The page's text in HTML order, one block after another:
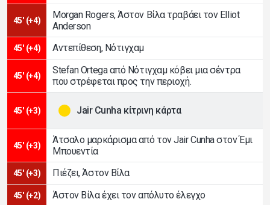
45' (+4)
Morgan Rogers, Άστον Βίλα τραβάει τον Elliot
Anderson
45' (+4) Αντεπίθεση, Νότιγχαμ
45' (+4)
Stefan Ortega από Νότιγχαμ κόβει μια σέντρα
που στρέφεται προς την περιοχή.
45' (+3) Jair Cunha κίτρινη κάρτα
45' (+3)
Άτσαλο μαρκάρισμα από τον Jair Cunha στον Έμι
Μπουεντία
45' (+3) Πιέζει, Άστον Βίλα
45' (+2) Άστον Βίλα έχει τον απόλυτο έλεγχο